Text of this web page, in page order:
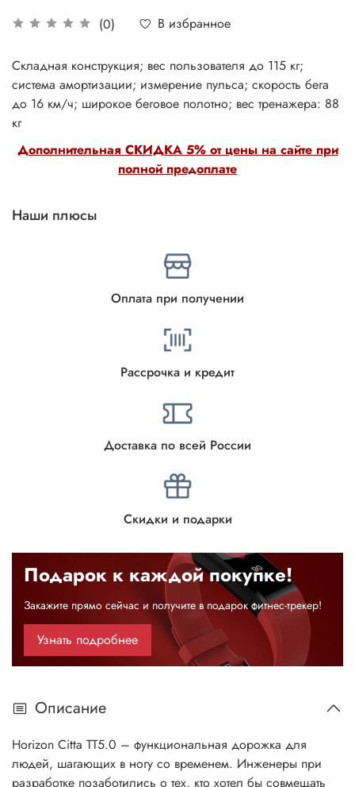
(0) В избранное
Дополнительная СКИДКА 5% от цены на сайте при
полной предоплате
Складная конструкция; вес пользователя до 115 кг;
система амортизации; измерение пульса; скорость бега
до 16 км/ч; широкое беговое полотно; вес тренажера: 88
кг
Наши плюсы
Оплата при получении
Рассрочка и кредит
Доставка по всей России
Скидки и подарки
Подарок к каждой покупке!
Закажите прямо сейчас и получите в подарок фитнес-трекер!
Узнать подробнее
Описание
Horizon Citta TT5.0 – функциональная дорожка для
людей, шагающих в ногу со временем. Инженеры при
разработке позаботились о тех, кто хотел бы совмещать